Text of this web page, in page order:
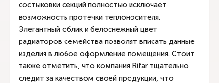
состыковки секций полностью исключает
возможность протечки теплоносителя.
Элегантный облик и белоснежный цвет
радиаторов семейства позволят вписать данные
изделия в любое оформление помещения. Стоит
также отметить, что компания Rifar тщательно
следит за качеством своей продукции, что